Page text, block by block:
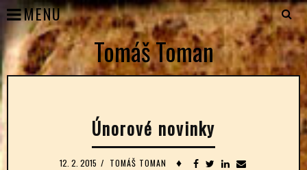
MENU
Tomáš Toman
Únorové novinky
12. 2. 2015 / TOMÁŠ TOMAN ♦